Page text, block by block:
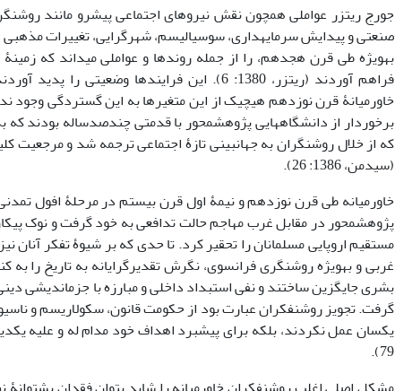
جورج ریتزر عواملی همچون نقش نیروهای اجتماعی پیشرو مانند
صنعتی و پیدایش سرمایه‏داری، سوسیالیسم، شهرگرایی، تغییرات
به‏ویژه طی قرن هجدهم، را از جمله روندها و عواملی می‏داند که
فراهم آوردند (ریتزر، 1380: 6). این فرایندها
خاورمیانۀ قرن نوزدهم هیچ‏یک از این متغیرها به این گستردگی وجود
برخوردار از دانشگاه‏ها‏یی پژوهش‏محور با قدمتی چندصدساله بودند
که از خلال روشن‏گران به جهان‏بینی تازۀ اجتماعی ترجمه شد و مرجعیت
(سیدمن، 1386: 26).
خاورمیانه طی قرن نوزدهم و نیمۀ اول قرن بیستم در مرحلۀ افول
پژوهش‏محور در مقابل غرب مهاجم حالت تدافعی به خود گرفت و نوک
مستقیم اروپایی مسلمانان را تحقیر کرد. تا حدی که بر شیوۀ تفکر آنان
غربی و به‏ویژه روشن‏گری فرانسوی، نگرش تقدیرگرایانه به تاریخ را به
بشری جایگزین ساختند و نفی استبداد داخلی و مبارزه با جزم‏اندیشی
گرفت. تجویز روشن‏فکران عبارت بود از حکومت قانون، سکولاریسم و
79).